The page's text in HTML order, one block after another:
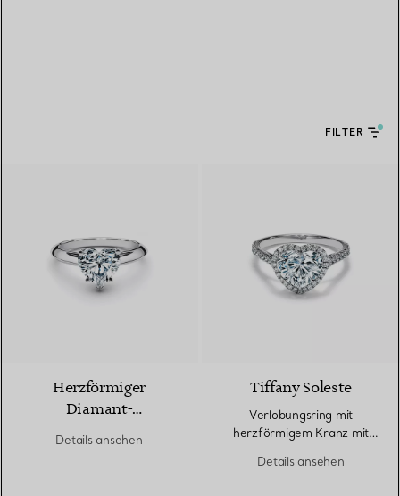
FILTER
Herzförmiger
Diamant-
Verlobungsring in
Details ansehen
Tiffany Soleste
Verlobungsring mit
herzförmigem Kranz mit
Details ansehen